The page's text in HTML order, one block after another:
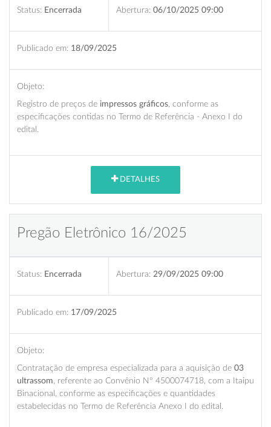
Status: Encerrada Abertura: 06/10/2025 09:00
Publicado em: 18/09/2025
Objeto:
Registro de preços de impressos gráficos , conforme as
especificações contidas no Termo de Referência - Anexo I do
edital.
DETALHES
Pregão Eletrônico 16/2025
Status: Encerrada Abertura: 29/09/2025 09:00
Publicado em: 17/09/2025
Objeto:
Contratação de empresa especializada para a aquisição de 03
ultrassom , referente ao Convênio Nº 4500074718, com a Itaipu
Binacional, conforme as especificações e quantidades
estabelecidas no Termo de Referência Anexo I do edital.